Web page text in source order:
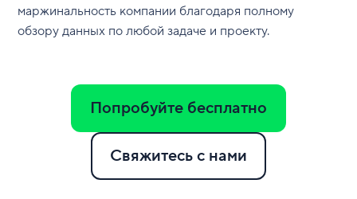
маржинальность компании благодаря полному
обзору данных по любой задаче и проекту.
Попробуйте бесплатно
Свяжитесь с нами